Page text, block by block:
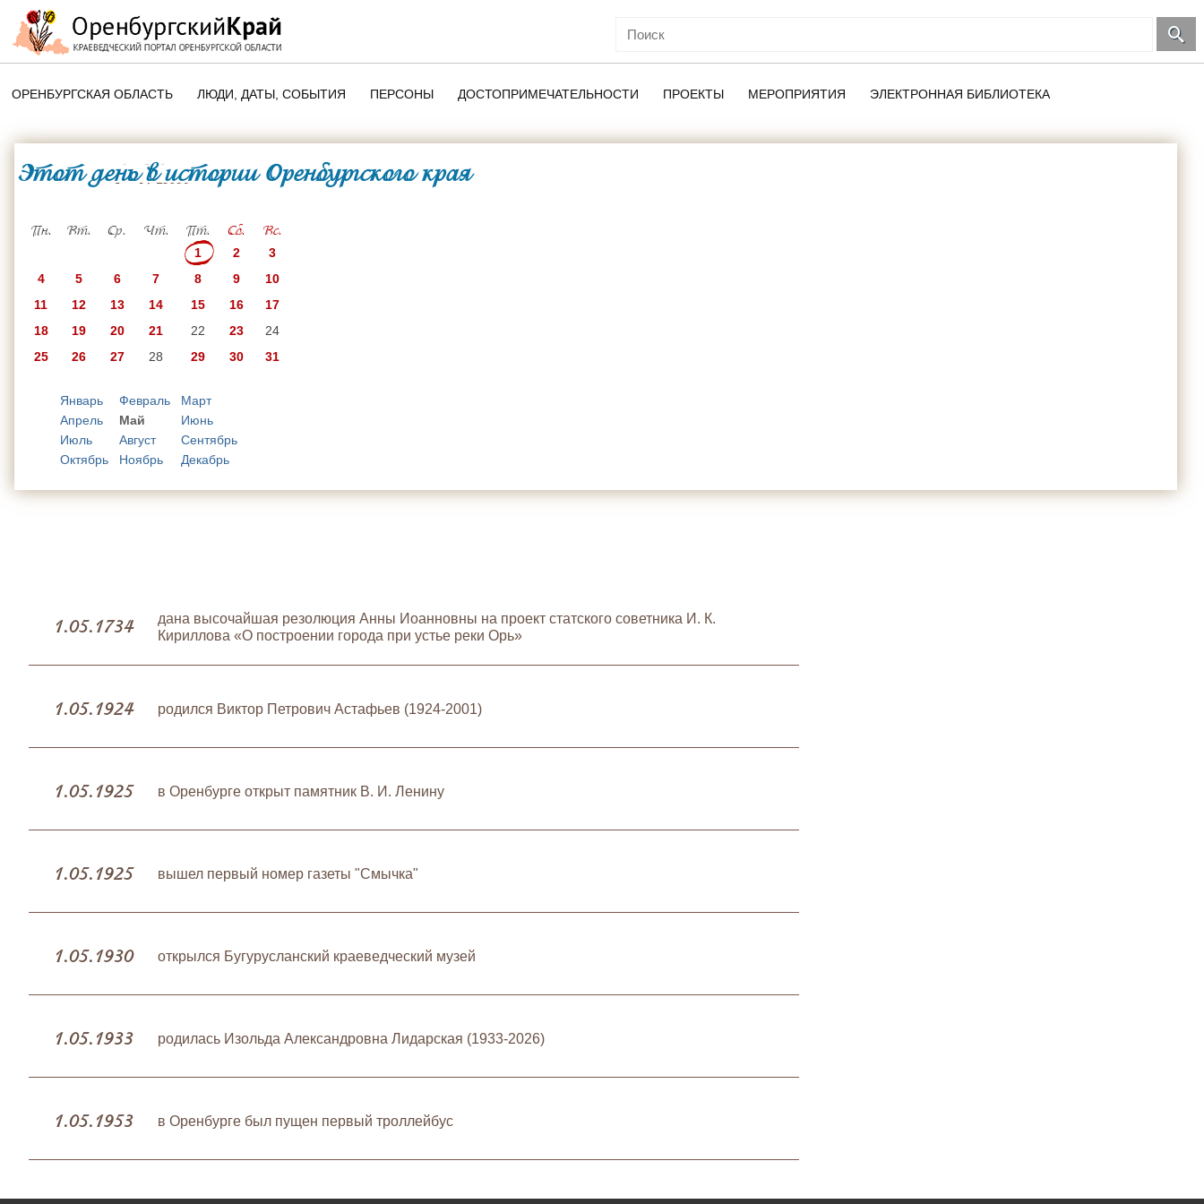
ОРЕНБУРГСКАЯ ОБЛАСТЬ ЛЮДИ, ДАТЫ, CОБЫТИЯ
ЭТОТ ДЕНЬ В ИСТОРИИ
ПАМЯТНЫЕ ДАТЫ ОРЕНБУРГСКОЙ
ПЕРСОНЫ ДОСТОПРИМЕЧАТЕЛЬНОСТИ ПРОЕКТЫ МЕРОПРИЯТИЯ ЭЛЕКТРОННАЯ БИБЛИОТЕКА
Этот день в истории Оренбургского края
1 Мая
Пн. Вт. Ср. Чт. Пт. Сб. Вс.
1 2
3
4
5 6 7 8 9
10
11
12 13 14 15 16
17
18
19 20 21 22 23
24
25
26 27 28 29 30 31
Январь Февраль
Март
Апрель
Май
Июнь
Июль
Август
Сентябрь
Октябрь
Ноябрь Декабрь
1.05.1734
дана высочайшая резолюция Анны Иоанновны на проект статского советника И. К.
Кириллова «О построении города при устье реки Орь»
1.05.1924 родился Виктор Петрович Астафьев (1924-2001)
1.05.1925 в Оренбурге открыт памятник В. И. Ленину
1.05.1925 вышел первый номер газеты "Смычка"
1.05.1930 открылся Бугурусланский краеведческий музей
1.05.1933 родилась Изольда Александровна Лидарская (1933-2026)
1.05.1953 в Оренбурге был пущен первый троллейбус